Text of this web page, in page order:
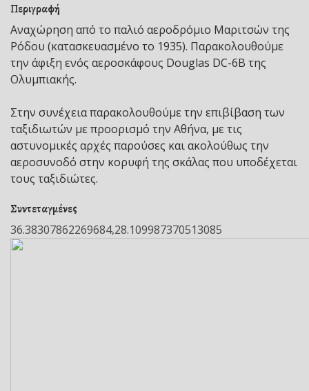
Περιγραφή
Αναχώρηση από το παλιό αεροδρόμιο Μαριτσών της
Ρόδου (κατασκευασμένο το 1935). Παρακολουθούμε
την άφιξη ενός αεροσκάφους Douglas DC-6B της
Ολυμπιακής.
Στην συνέχεια παρακολουθούμε την επιβίβαση των
ταξιδιωτών με προορισμό την Αθήνα, με τις
αστυνομικές αρχές παρούσες και ακολούθως την
αεροσυνοδό στην κορυφή της σκάλας που υποδέχεται
τους ταξιδιώτες.
Συντεταγμένες
36.38307862269684,28.109987370513085